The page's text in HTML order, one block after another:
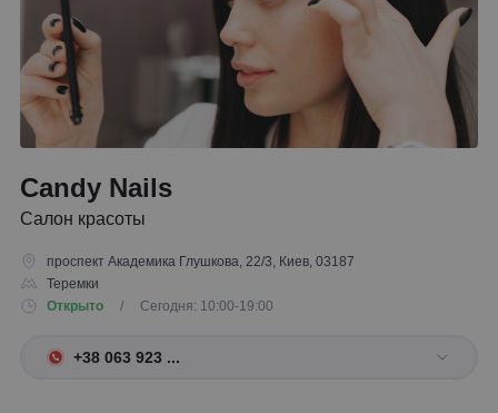
Candy Nails
Салон красоты
проспект Академика Глушкова, 22/3, Киев, 03187
Теремки
Открыто
/ Сегодня: 10:00-19:00
+38 063 923 ...